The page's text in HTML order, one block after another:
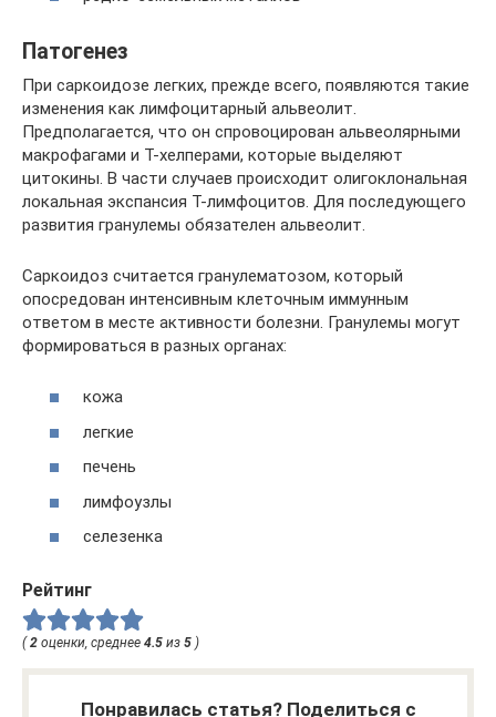
Патогенез
При саркоидозе легких, прежде всего, появляются такие
изменения как лимфоцитарный альвеолит.
Предполагается, что он спровоцирован альвеолярными
макрофагами и Т-хелперами, которые выделяют
цитокины. В части случаев происходит олигоклональная
локальная экспансия Т-лимфоцитов. Для последующего
развития гранулемы обязателен альвеолит.
Саркоидоз считается гранулематозом, который
опосредован интенсивным клеточным иммунным
ответом в месте активности болезни. Гранулемы могут
формироваться в разных органах:
кожа
легкие
печень
лимфоузлы
селезенка
Рейтинг
( 2 оценки, среднее 4.5 из 5 )
Понравилась статья? Поделиться с